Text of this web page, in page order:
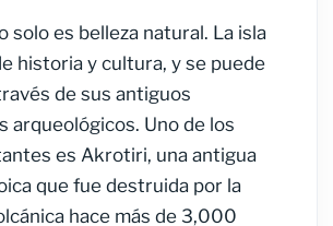
solo es belleza natural. La isla
historia y cultura, y se puede
de sus antiguos
arqueológicos. Uno de los
es Akrotiri, una antigua
que fue destruida por la
hace más de 3,000